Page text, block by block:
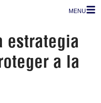
MENU
estrategia
a la